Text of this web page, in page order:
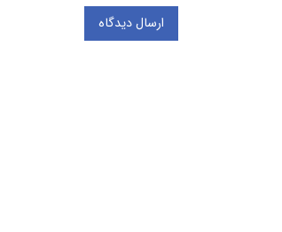
ارسال دیدگاه